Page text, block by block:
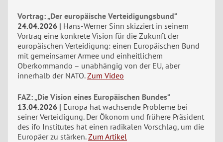
Vortrag: „Der europäische Verteidigungsbund“
24.04.2026
Hans-Werner Sinn skizziert in seinem
Vortrag eine konkrete Vision für die Zukunft der
europäischen Verteidigung: einen Europäischen Bund
mit gemeinsamer Armee und einheitlichem
Oberkommando – unabhängig von der EU, aber
innerhalb der NATO. Zum Video
FAZ: „Die Vision eines Europäischen Bundes“
13.04.2026
Europa hat wachsende Probleme bei
seiner Verteidigung. Der Ökonom und frühere Präsident
des ifo Institutes hat einen radikalen Vorschlag, um die
Europäer zu stärken. Zum Artikel